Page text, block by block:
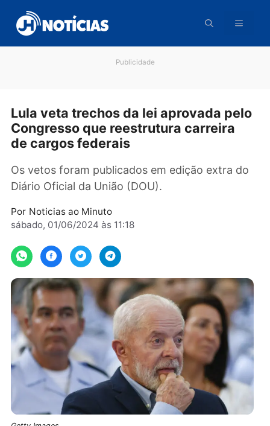
para
conteúdo
Lula veta trechos da lei aprovada
Congresso que reestrutura carreira
Os vetos foram publicados em edição extra
Diário Oficial da União (DOU).
sábado, 01/06/2024 às 11:18